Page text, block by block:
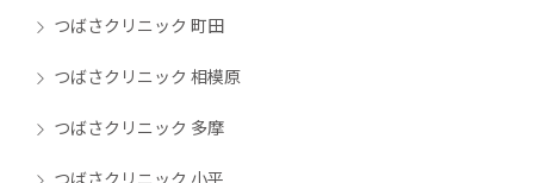
つばさクリニック 町田
つばさクリニック 相模原
つばさクリニック 多摩
つばさクリニック 小平